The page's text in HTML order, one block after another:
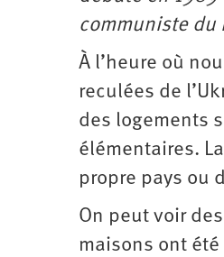
communiste du
À l’heure où
reculées de
des logements
élémentaires.
propre pays ou
On peut voir
maisons ont